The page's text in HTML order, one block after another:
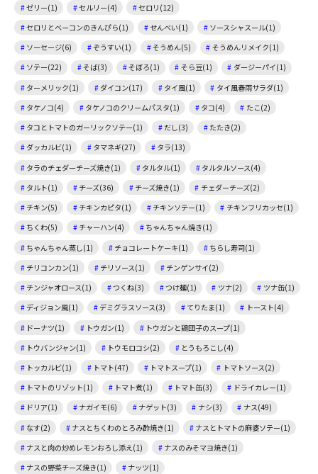
ゼリー(1) セルリー(4)
セロリ(12)
セロリとベーコンのきんぴら(1)
せんべい(1)
ソースシャスール(1)
ソーセージ(6)
ぞうすい(1) そうめん(5)
そうめんリメイク(1)
ソテー(22)
そば(3) そぼろ(1) そら豆(1)
ダージーパイ(1)
ターメリック(1)
ダイコン(17) タイ風(1)
タイ風春雨サラダ(1)
タケノコ(4)
タケノコのクリームパスタ(1) タコ(4)
たこ(2)
タコとトマトのガーリックソテー(1)
だし(3)
たたき(2)
ダッカルビ(1)
タマネギ(27)
タラ(13)
タラのチェダーチーズ焼き(1)
タルタル(1)
タルタルソース(4)
タルト(1)
チーズ(36) チーズ焼き(1)
チェダーチーズ(2)
チキン(5)
チキンカピタ(1) チキンソテー(1)
チキンフリカッセ(1)
ちくわ(5)
チャーハン(4)
ちゃんちゃん焼き(1)
ちゃんちゃん蒸し(1)
チョコレートケーキ(1)
ちらし寿司(1)
チリコンカン(1)
チリソース(1)
チンゲンサイ(2)
チンジャオロース(1)
つくね(3) つけ麺(1) ツナ(2)
ツナ缶(1)
ディジョン風(1)
デミグラスソース(3) てりたま(1)
トースト(4)
ドーナツ(1)
トウガン(1)
トウガンと鶏団子のスープ(1)
トウバンジャン(1)
トウモロコシ(2)
とうもろこし(4)
トッカルビ(1)
トマト(47) トマトスープ(1)
トマトソース(2)
トマトのリゾット(1)
トマト煮(1) トマト缶(3)
ドライカレー(1)
ドリア(1)
ナガイモ(6) ナゲット(3) ナシ(3)
ナス(49)
なす(2)
ナスとちくわのとろみ酢焼き(1)
ナスとトマトの麻婆ソテー(1)
ナスと肉の炒めレモンおろし添え(1)
ナスのみそマヨ焼き(1)
ナスの野菜チーズ焼き(1)
ナッツ(1)